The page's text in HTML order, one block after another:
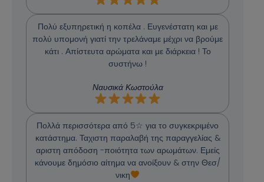
Πολύ εξυπηρετική η κοπέλα . Ευγενέστατη και με
πολύ υπομονή γιατί την τρελάναμε μέχρι να βρούμε
κάτι . Απίστευτα αρώματα και με διάρκεια ! Το
συστήνω !
Ναυσικά Κωστούλα
Πολλά περισσότερα από 5☆ για το συγκεκριμένο
κατάστημα. Ταχιστη παραλαβή της παραγγελίας &
αριστη απόδοση -ποιότητα των αρωμάτων. Εμείς
κάνουμε δημόσιο αίτημα να ανοίξουν & στην Θεσ/
νικη